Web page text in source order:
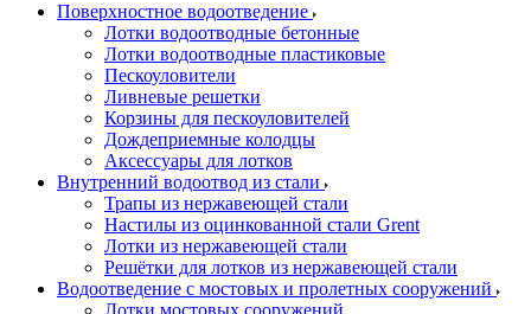
Поверхностное водоотведение
Лотки водоотводные бетонные
Лотки водоотводные пластиковые
Пескоуловители
Ливневые решетки
Корзины для пескоуловителей
Дождеприемные колодцы
Аксессуары для лотков
Внутренний водоотвод из стали
Трапы из нержавеющей стали
Настилы из оцинкованной стали Grent
Лотки из нержавеющей стали
Решётки для лотков из нержавеющей стали
Водоотведение с мостовых и пролетных сооружений
Лотки мостовых сооружений